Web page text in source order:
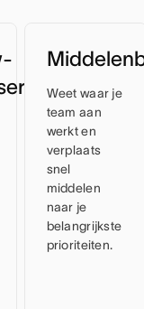
Weet waar je
team aan
werkt en
verplaats
snel
middelen
naar je
belangrijkste
prioriteiten.